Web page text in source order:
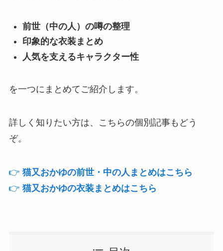
前世（中の人）の噂の整理
印象的な衣装まとめ
人気を支えるキャラクター性
を一つにまとめてご紹介します。
詳しく知りたい方は、こちらの個別記事もどう
ぞ。
👉 猫又おかゆの前世・中の人まとめはこちら
👉 猫又おかゆの衣装まとめはこちら